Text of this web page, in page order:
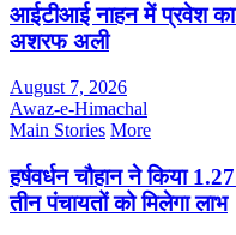
आईटीआई नाहन में प्रवेश
अशरफ अली
August 7, 2026
Awaz-e-Himachal
Main Stories More
हर्षवर्धन चौहान ने किया
तीन पंचायतों को मिलेगा लाभ